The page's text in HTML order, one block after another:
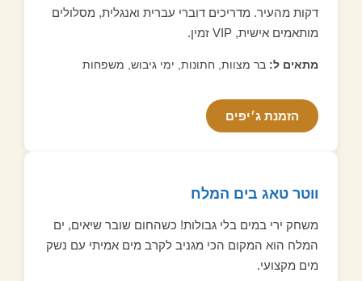
דקות מהעיר. מדריכים דוברי עברית ואנגלית, מסלולים
מותאמים אישית, VIP זמין.
מתאים ל: בר מצוות, חתונות, ימי גיבוש, משפחות
הזמנת ג׳יפים
ווטר טאג בים המלח
משחק ירי במים בלי גבולות! כשהחום שובר שיאים, ים
המלח הוא המקום הכי מגניב לקרב מים אמיתי עם נשק
מים מקצועי.